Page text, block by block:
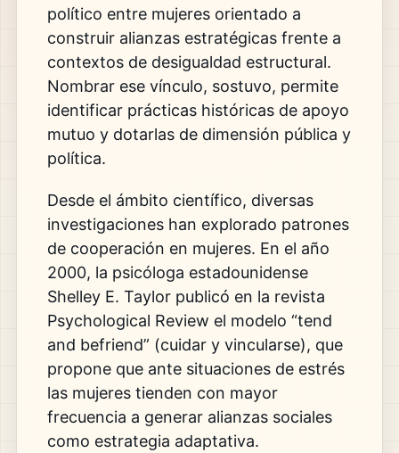
político entre mujeres orientado a
construir alianzas estratégicas frente a
contextos de desigualdad estructural.
Nombrar ese vínculo, sostuvo, permite
identificar prácticas históricas de apoyo
mutuo y dotarlas de dimensión pública y
política.
Desde el ámbito científico, diversas
investigaciones han explorado patrones
de cooperación en mujeres. En el año
2000, la psicóloga estadounidense
Shelley E. Taylorpublicó en la revista
Psychological Review el modelo “tend
and befriend” (cuidar y vincularse), que
propone que ante situaciones de estrés
las mujeres tienden con mayor
frecuencia a generar alianzas sociales
como estrategia adaptativa.